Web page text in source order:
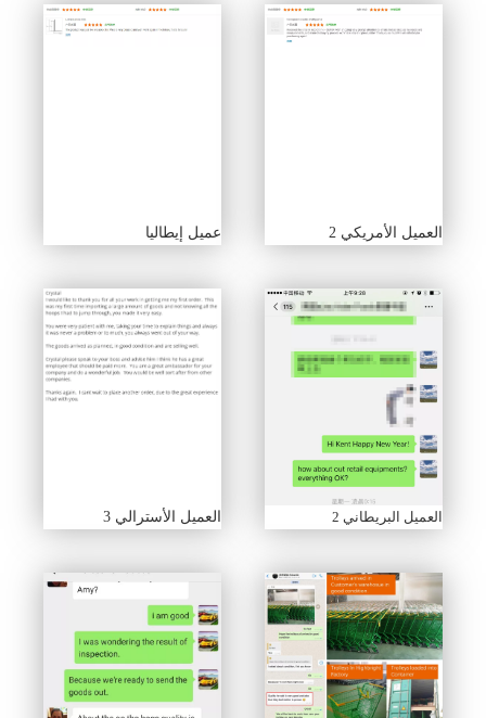
عميل إيطاليا العميل الأمريكي 2
العميل الأسترالي 3 العميل البريطاني 2